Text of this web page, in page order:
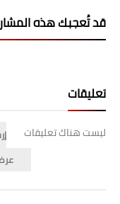
قد تُعجبك هذه
تعليقات
ليست هناك تعليقات